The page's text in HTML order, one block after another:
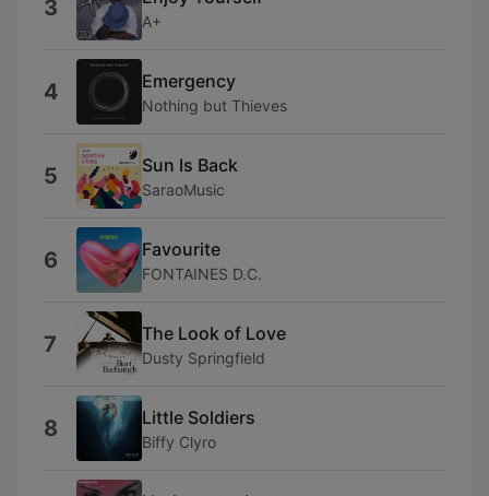
3 A+
4 Emergency
Nothing but Thieves
5 Sun Is Back
SaraoMusic
6 Favourite
FONTAINES D.C.
7 The Look of Love
Dusty Springfield
8 Little Soldiers
Biffy Clyro